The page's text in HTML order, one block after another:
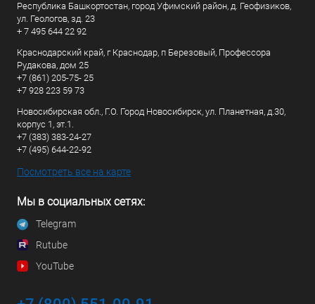
Республика Башкортостан, город Уфимский район, д. Геофизиков,
ул. Геологов, зд. 23
+ 7 495 644 22 92
Краснодарский край, г Краснодар, п Березовый, Профессора
Рудакова, дом 25
+7 (861) 205-75- 25
+7 928 223 59 73
Новосибирская обл., Г.О. Город Новосибирск, ул. Планетная, д.30,
корпус 1, эт.1.
+7 (383) 383-24-27
+7 (495) 644-22-92
Посмотреть все на карте
Мы в социальных сетях:
Telegram
Rutube
YouTube